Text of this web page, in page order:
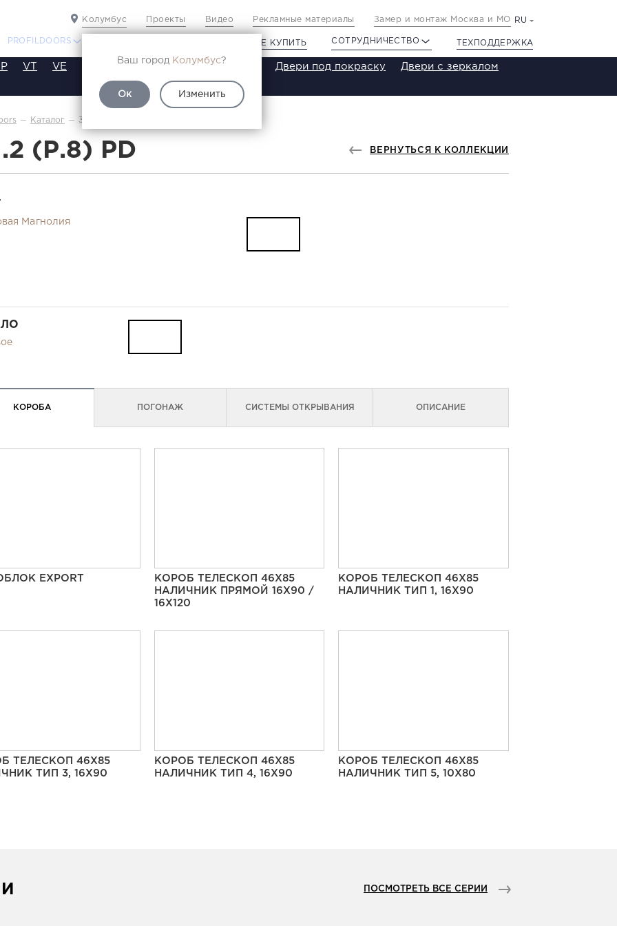
Колумбус
Ваш город Колумбус?
Ок Изменить
Проекты Видео Рекламные материалы Замер и монтаж Москва и МО RU
PROFILDOORS ГДЕ КУПИТЬ СОТРУДНИЧЕСТВО ТЕХПОДДЕРЖКА
VT VE SA SE ST SW Двери под покраску Двери с зеркалом
Каталог 3.1.2(р.8)
(Р.8) PD ВЕРНУТЬСЯ К КОЛЛЕКЦИИ
Магнолия
КОРОБА ПОГОНАЖ СИСТЕМЫ ОТКРЫВАНИЯ ОПИСАНИЕ
EXPORT
КОРОБ ТЕЛЕСКОП 46Х85
НАЛИЧНИК ПРЯМОЙ 16Х90 /
16Х120
КОРОБ ТЕЛЕСКОП 46Х85
НАЛИЧНИК ТИП 1, 16Х90
ТЕЛЕСКОП 46Х85
ТИП 3, 16Х90
КОРОБ ТЕЛЕСКОП 46Х85
НАЛИЧНИК ТИП 4, 16Х90
КОРОБ ТЕЛЕСКОП 46Х85
НАЛИЧНИК ТИП 5, 10Х80
ПОСМОТРЕТЬ ВСЕ СЕРИИ